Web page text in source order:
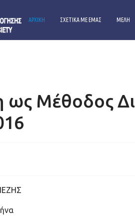
ΑΡΧΙΚΗ ΣΧΕΤΙΚΑ ΜΕ ΕΜΑΣ ΜΕΛΗ
ως Μέθοδος